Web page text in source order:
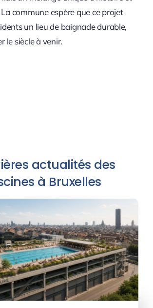
commune espère que ce projet
un lieu de baignade durable,
le siècle à venir.
actualités des
à Bruxelles